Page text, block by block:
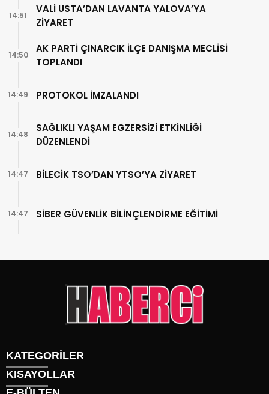
VALİ USTA’DAN LAVANTA YALOVA’YA
ZİYARET
14:51
AK PARTİ ÇINARCIK İLÇE DANIŞMA MECLİSİ
TOPLANDI
14:50
PROTOKOL İMZALANDI
14:49
SAĞLIKLI YAŞAM EGZERSİZİ ETKİNLİĞİ
DÜZENLENDİ
14:48
BİLECİK TSO’DAN YTSO’YA ZİYARET
14:47
SİBER GÜVENLİK BİLİNÇLENDİRME EĞİTİMİ
14:47
KATEGORİLER
Gündem
KISAYOLLAR